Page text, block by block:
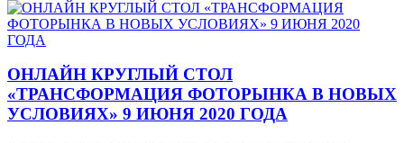
ОНЛАЙН КРУГЛЫЙ СТОЛ
«ТРАНСФОРМАЦИЯ ФОТОРЫНКА В НОВЫХ
УСЛОВИЯХ» 9 ИЮНЯ 2020 ГОДА